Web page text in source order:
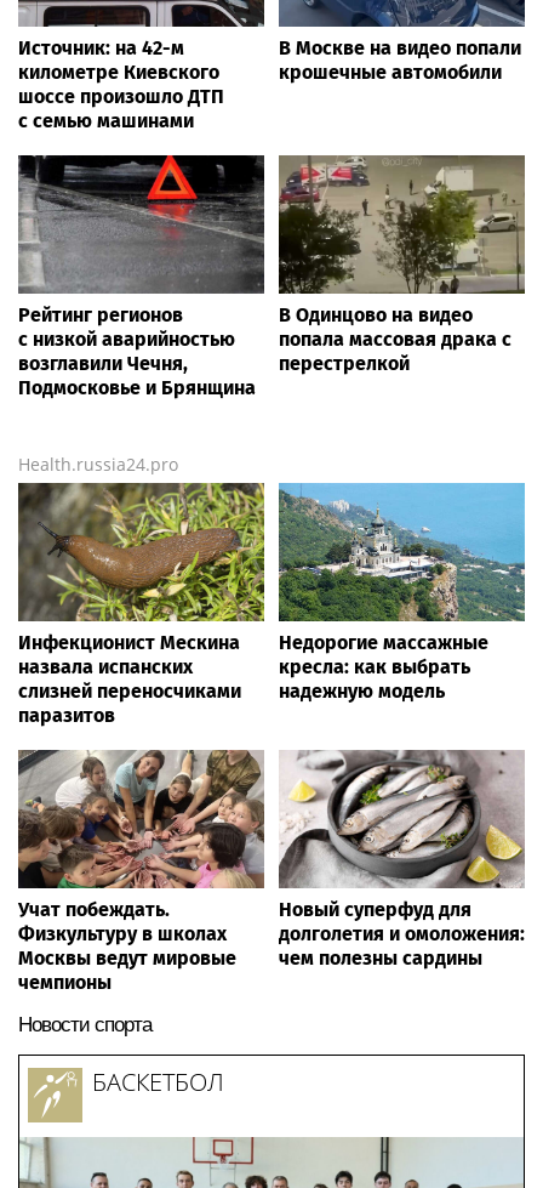
Источник: на 42-м
километре Киевского
шоссе произошло ДТП
с семью машинами
В Москве на видео попали
крошечные автомобили
Рейтинг регионов
с низкой аварийностью
возглавили Чечня,
Подмосковье и Брянщина
В Одинцово на видео
попала массовая драка с
перестрелкой
Health.russia24.pro
Инфекционист Мескина
назвала испанских
слизней переносчиками
паразитов
Недорогие массажные
кресла: как выбрать
надежную модель
Учат побеждать.
Физкультуру в школах
Москвы ведут мировые
чемпионы
Новый суперфуд для
долголетия и омоложения:
чем полезны сардины
Новости спорта
БАСКЕТБОЛ